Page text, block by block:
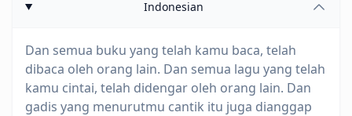
Indonesian
Dan semua buku yang telah kamu baca, telah
dibaca oleh orang lain. Dan semua lagu yang telah
kamu cintai, telah didengar oleh orang lain. Dan
gadis yang menurutmu cantik itu juga dianggap